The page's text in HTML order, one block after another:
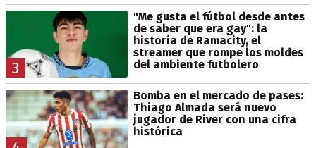
3
"Me gusta el fútbol desde antes
de saber que era gay": la
historia de Ramacity, el
streamer que rompe los moldes
del ambiente futbolero
Bomba en el mercado de pases:
Thiago Almada será nuevo
jugador de River con una cifra
histórica